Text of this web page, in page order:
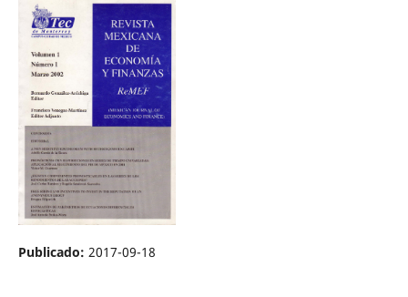
Publicado: 2017-09-18